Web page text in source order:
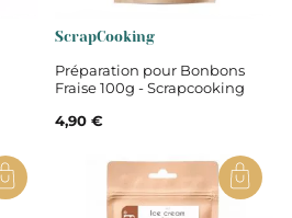
ScrapCooking
Préparation pour Bonbons
Fraise 100g - Scrapcooking
4,90 €